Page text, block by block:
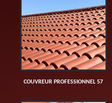
COUVREUR PROFESSIONNEL 57